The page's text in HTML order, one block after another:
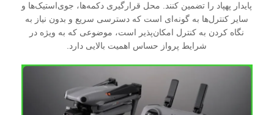
پایدار پهپاد را تضمین کنند. محل قرارگیری دکمه‌ها، جوی‌استیک‌ها و
سایر کنترل‌ها به گونه‌ای است که دسترسی سریع و بدون نیاز به
نگاه کردن به کنترل امکان‌پذیر است، موضوعی که به ویژه در
شرایط پرواز حساس اهمیت بالایی دارد.